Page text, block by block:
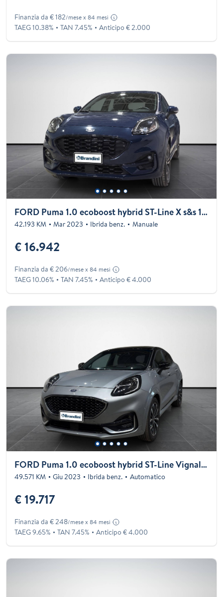
Finanzia da € 182/mese x 84 mesi
TAEG 10.38% TAN 7.45% Anticipo € 2.000
FORD Puma 1.0 ecoboost hybrid ST-Line X s&s 125cv
42.193 KM Mar 2023 Ibrida benz. Manuale
€ 16.942
Finanzia da € 206/mese x 84 mesi
TAEG 10.06% TAN 7.45% Anticipo € 4.000
FORD Puma 1.0 ecoboost hybrid ST-Line Vignale s&s 155cv auto
49.571 KM Giu 2023 Ibrida benz. Automatico
€ 19.717
Finanzia da € 248/mese x 84 mesi
TAEG 9.65% TAN 7.45% Anticipo € 4.000